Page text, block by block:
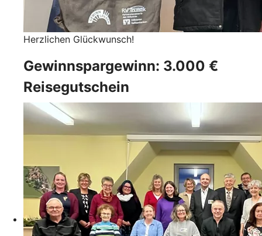
Herzlichen Glückwunsch!
Gewinnspargewinn: 3.000 €
Reisegutschein